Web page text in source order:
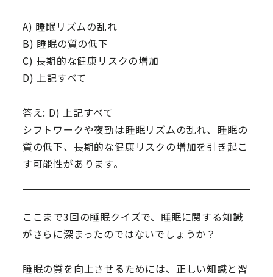
A) 睡眠リズムの乱れ
B) 睡眠の質の低下
C) 長期的な健康リスクの増加
D) 上記すべて
答え: D) 上記すべて
シフトワークや夜勤は睡眠リズムの乱れ、睡眠の
質の低下、長期的な健康リスクの増加を引き起こ
す可能性があります。
ここまで3回の睡眠クイズで、睡眠に関する知識
がさらに深まったのではないでしょうか？
睡眠の質を向上させるためには、正しい知識と習